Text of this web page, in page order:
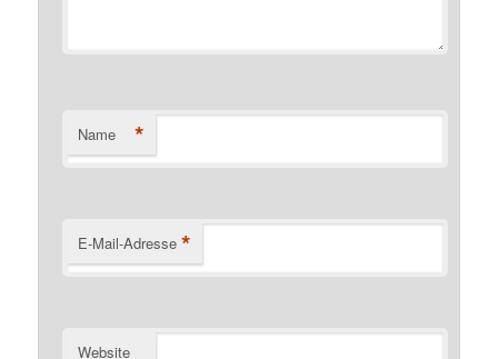
Name *
E-Mail-Adresse *
Website